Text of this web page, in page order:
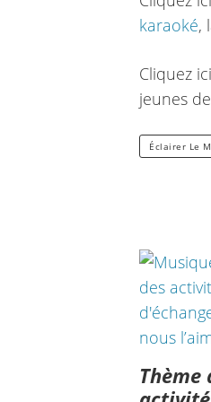
karaoké,
Cliquez
jeunes
Éclairer Le
Thème